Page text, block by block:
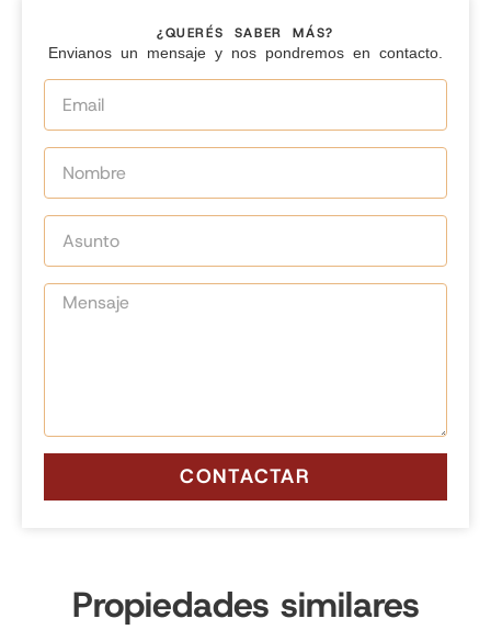
¿QUERÉS SABER MÁS?
Envianos un mensaje y nos pondremos en contacto.
CONTACTAR
Propiedades similares